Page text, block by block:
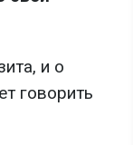
и о
говорить